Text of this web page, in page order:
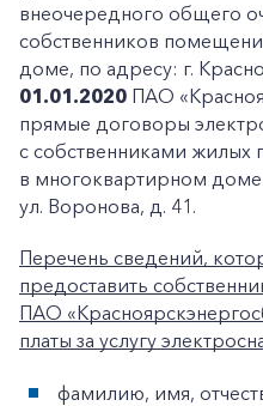
внеочередного общего
собственников
доме, по адресу: г.
01.01.2020 ПАО
прямые договоры
с собственниками
в многоквартирном доме
ул. Воронова, д. 41.
Перечень сведений,
предоставить
ПАО
платы за услугу
фамилию, имя,